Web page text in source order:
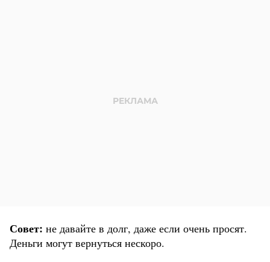
Совет: не давайте в долг, даже если очень просят.
Деньги могут вернуться нескоро.